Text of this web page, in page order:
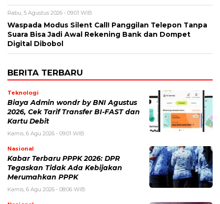
Rabu, 5 Agustus 2026 - 09:01 WIB
Waspada Modus Silent Call! Panggilan Telepon Tanpa
Suara Bisa Jadi Awal Rekening Bank dan Dompet
Digital Dibobol
BERITA TERBARU
Teknologi
Biaya Admin wondr by BNI Agustus
2026, Cek Tarif Transfer BI-FAST dan
Kartu Debit
Kamis, 6 Agu 2026 - 09:01 WIB
Nasional
Kabar Terbaru PPPK 2026: DPR
Tegaskan Tidak Ada Kebijakan
Merumahkan PPPK
Kamis, 6 Agu 2026 - 08:06 WIB